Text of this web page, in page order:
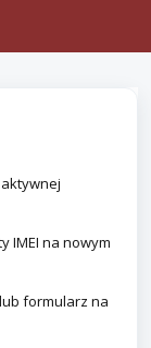
IMEI na nowym
formularz na